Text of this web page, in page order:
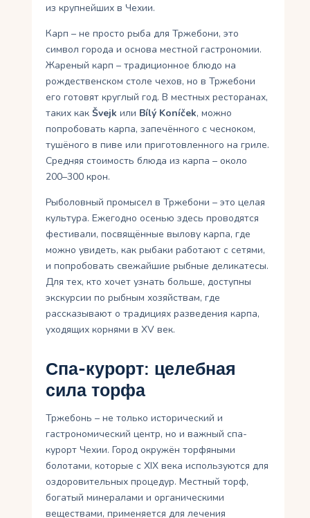
из крупнейших в Чехии.
Карп – не просто рыба для Тржебони, это
символ города и основа местной гастрономии.
Жареный карп – традиционное блюдо на
рождественском столе чехов, но в Тржебони
его готовят круглый год. В местных ресторанах,
таких какŠvejk или Bílý Koníček, можно
попробовать карпа, запечённого с чесноком,
тушёного в пиве или приготовленного на гриле.
Средняя стоимость блюда из карпа – около
200–300 крон.
Рыболовный промысел в Тржебони – это целая
культура. Ежегодно осенью здесь проводятся
фестивали, посвящённые вылову карпа, где
можно увидеть, как рыбаки работают с сетями,
и попробовать свежайшие рыбные деликатесы.
Для тех, кто хочет узнать больше, доступны
экскурсии по рыбным хозяйствам, где
рассказывают о традициях разведения карпа,
уходящих корнями в XV век.
Спа-курорт: целебная
сила торфа
Тржебонь – не только исторический и
гастрономический центр, но и важный спа-
курорт Чехии. Город окружён торфяными
болотами, которые с XIX века используются для
оздоровительных процедур. Местный торф,
богатый минералами и органическими
веществами, применяется для лечения